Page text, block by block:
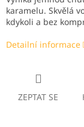
karamelu. Skvělá
kdykoli a bez
Detailní informace
ZEPTAT SE